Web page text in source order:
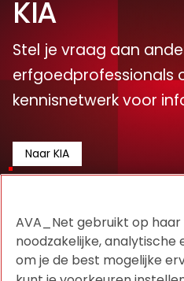
KIA
Stel je vraag aan
erfgoedprofessionals
kennisnetwerk voor
Naar KIA
AVA_NET is de
audiovisuele
AVA_Net gebruikt op
noodzakelijke, analytische
om je de best mogelijke